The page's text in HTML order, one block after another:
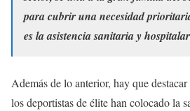
para cubrir una necesidad
es la asistencia sanitaria y
Además de lo anterior, hay que
los deportistas de élite han colocado la